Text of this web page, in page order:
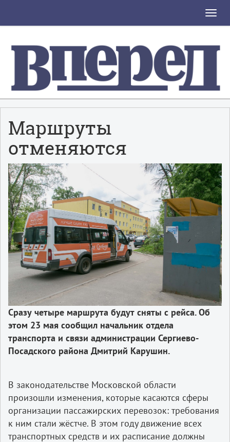
Toggle
Маршруты
отменяются
Сразу четыре маршрута будут сняты с рейса.Об
этом 23 мая сообщил начальник отдела
транспорта и связи администрации Сергиево­-
Посадского района Дмитрий Карушин.
В законодательстве Московской области
произошли изменения, которые касаются сферы
организации пассажирских перевозок: требования
к ним стали жёстче. В этом году движение всех
транспортных средств и их расписание должны